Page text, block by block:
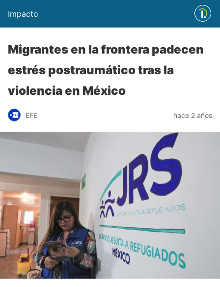
Impacto
Migrantes en la frontera padecen
estrés postraumático tras la
violencia en México
EFE hace 2 años